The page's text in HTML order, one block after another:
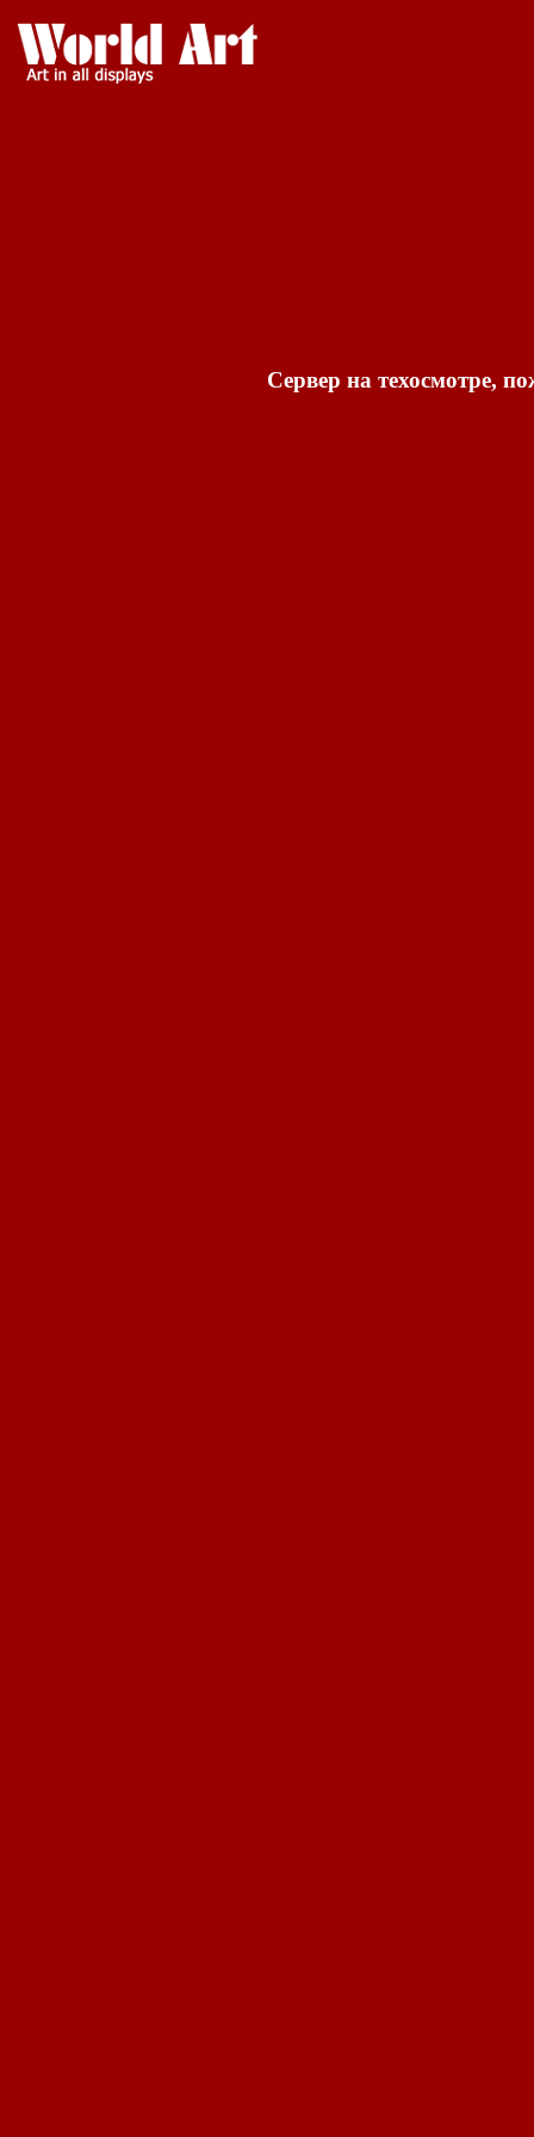
Сервер на техосмотре,